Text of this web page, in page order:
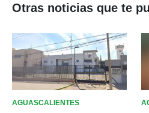
Otras noticias que te
AGUASCALIENTES